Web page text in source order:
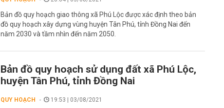
Bản đồ quy hoạch giao thông xã Phú Lộc được xác định theo bản
đồ quy hoạch xây dựng vùng huyện Tân Phú, tỉnh Đồng Nai đến
năm 2030 và tầm nhìn đến năm 2050.
Bản đồ quy hoạch sử dụng đất xã Phú Lộc,
huyện Tân Phú, tỉnh Đồng Nai
QUY HOẠCH 19:53 | 03/08/2021